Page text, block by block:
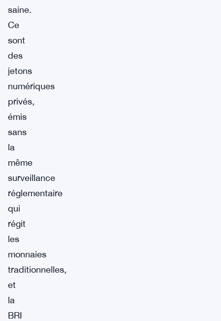
saine.
Ce
sont
des
jetons
numériques
privés,
émis
sans
la
même
surveillance
réglementaire
qui
régit
les
monnaies
traditionnelles,
et
la
BRI